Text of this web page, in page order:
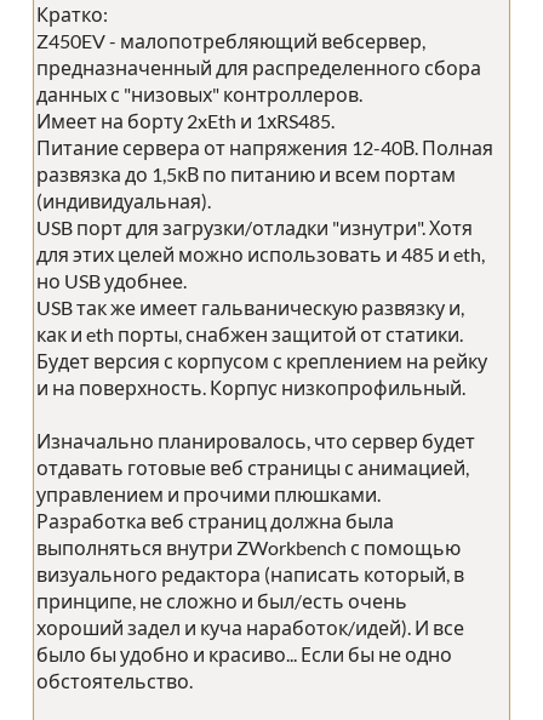
Кратко:
Z450EV - малопотребляющий вебсервер,
предназначенный для распределенного сбора
данных с "низовых" контроллеров.
Имеет на борту 2xEth и 1хRS485.
Питание сервера от напряжения 12-40В. Полная
развязка до 1,5кВ по питанию и всем портам
(индивидуальная).
USB порт для загрузки/отладки "изнутри". Хотя
для этих целей можно использовать и 485 и eth,
но USB удобнее.
USB так же имеет гальваническую развязку и,
как и eth порты, снабжен защитой от статики.
Будет версия с корпусом с креплением на рейку
и на поверхность. Корпус низкопрофильный.
Изначально планировалось, что сервер будет
отдавать готовые веб страницы с анимацией,
управлением и прочими плюшками.
Разработка веб страниц должна была
выполняться внутри ZWorkbench с помощью
визуального редактора (написать который, в
принципе, не сложно и был/есть очень
хороший задел и куча наработок/идей). И все
было бы удобно и красиво... Если бы не одно
обстоятельство.